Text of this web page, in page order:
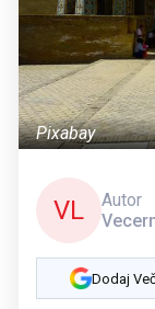
Pixabay
VL
Autor
Dodaj